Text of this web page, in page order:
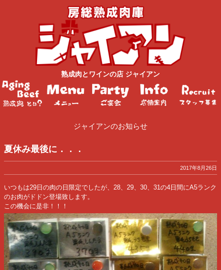
熟成肉と ワインの店 ジャイアン
ジャイアンのお知らせ
夏休み最後に．．．
2017年8月26日
いつもは29日の肉の日限定でしたが、28、29、30、31の4日間にA5ランク
のお肉がドドン登場致します。
この機会に是非！！！